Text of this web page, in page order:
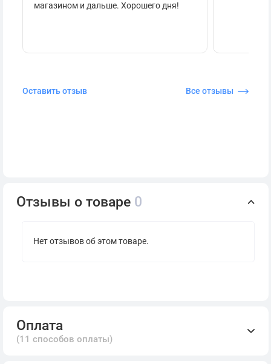
магазином и дальше. Хорошего дня!
Оставить отзыв Все отзывы
Отзывы о товаре 0
Нет отзывов об этом товаре.
Оплата
(11 способов оплаты)